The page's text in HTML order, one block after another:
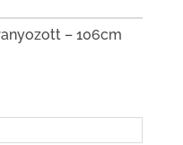
– 106cm